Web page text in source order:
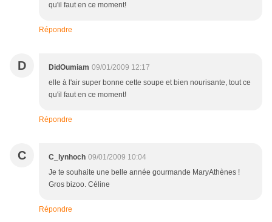
qu'il faut en ce moment!
Répondre
D DidOumiam 09/01/2009 12:17
elle à l'air super bonne cette soupe et bien nourisante, tout ce
qu'il faut en ce moment!
Répondre
C C_lynhoch 09/01/2009 10:04
Je te souhaite une belle année gourmande MaryAthènes !
Gros bizoo. Céline
Répondre